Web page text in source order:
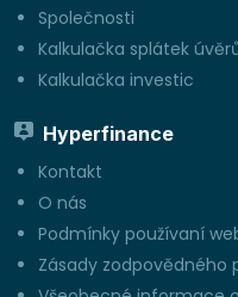
Společnosti
Kalkulačka splátek
Kalkulačka investic
Hyperfinance
Kontakt
O nás
Podmínky používaní
Zásady zodpovědného